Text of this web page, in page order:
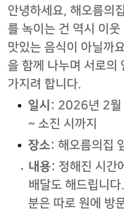
안녕하세요, 해오름의
를 녹이는 건 역시 이
맛있는 음식이 아닐까
을 함께 나누며 서로의
가지려 합니다.
일시: 2026년 2월
~ 소진 시까지
장소: 해오름의집
내용: 정해진 시간
배달도 해드립니
분은 따로 원에 방